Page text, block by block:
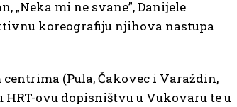
„Neka mi ne svane”, Danijele
koreografiju njihova nastupa
(Pula, Čakovec i Varaždin,
HRT-ovu dopisništvu u Vukovaru te u